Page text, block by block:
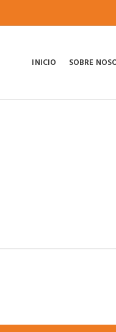
INICIO SOBRE